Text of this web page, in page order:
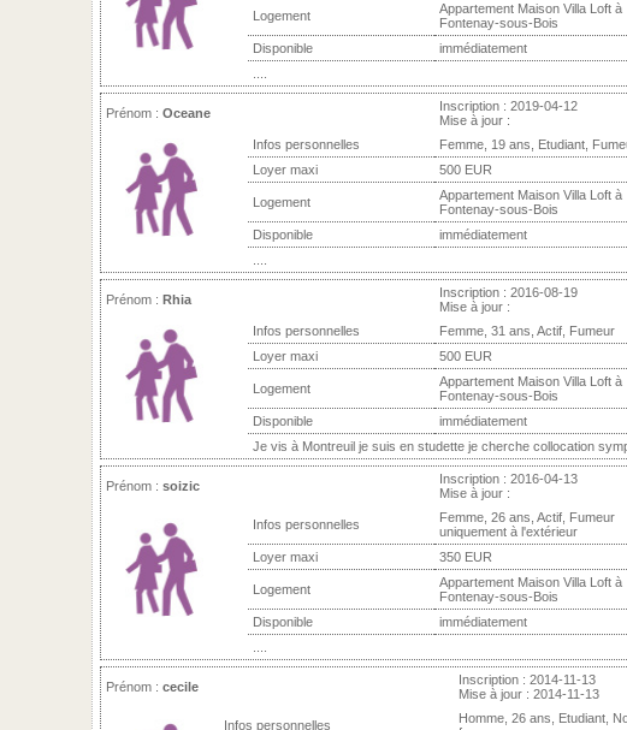
Logement
Appartement Maison Villa Loft à
Fontenay-sous-Bois
Disponible
immédiatement
Prénom : Oceane
Inscription : 2019-04-12
Mise à jour :
Infos personnelles
Femme, 19 ans, Etudiant,
Loyer maxi 500 EUR
Logement
Appartement Maison Villa Loft à
Fontenay-sous-Bois
Disponible
immédiatement
Prénom : Rhia
Inscription : 2016-08-19
Mise à jour :
Infos personnelles
Femme, 31 ans, Actif, Fumeur
Loyer maxi 500 EUR
Logement
Appartement Maison Villa Loft à
Fontenay-sous-Bois
Disponible
immédiatement
Je vis à Montreuil je suis en studette je cherche collocation
Prénom : soizic
Inscription : 2016-04-13
Mise à jour :
Infos personnelles
Femme, 26 ans, Actif, Fumeur
uniquement à l'extérieur
Loyer maxi 350 EUR
Logement
Appartement Maison Villa Loft à
Fontenay-sous-Bois
Disponible
immédiatement
Prénom : cecile
Inscription : 2014-11-13
Mise à jour : 2014-11-13
Infos personnelles
Homme, 26 ans, Etudiant,